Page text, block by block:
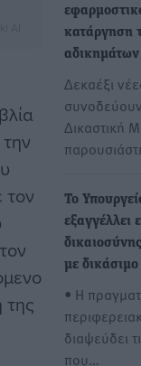
τον
της
κατάργηση
Δεκαέξι
Δικαστική
Το
εξαγγέλλει
με
• Η
διαψεύδει
που…